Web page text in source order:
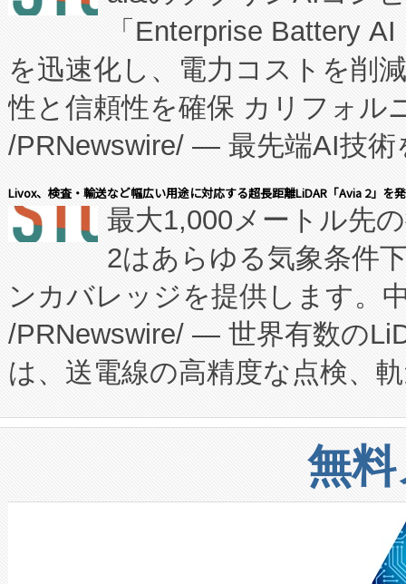
たNeXは、バイオ医薬品製造
従来のフェッドバッチ施設の
に、患者やサプライチェーン
キー方式で拡張性が高く、持
す。FCCM‑を活用した現地生
患者にとっての費用負担を大
のアクセスを大幅に拡大する
Fully-Connected Continuous
プログラムには、施設設計・
に関する技術移転および知的
構造化トレーニングカリキュ
上げおよび商用化段階におけ
設備整備および立ち上げ調整
加組織は、Enzeneのバイオ
選定された製品について、自
「Enterprise Battery
を迅速化し、電力コストを削
性と信頼性を確保 カリフォル
/PRNewswire/ — 最先端AI技術
会社エーアイ・アンド：本社
President原信平）と、エンタ
ードするVoltaiqは、日本にあ
ーエネルギー貯蔵システム（
た。 Voltaiq独自のAI搭載プラ
定、統合、導入、運用に至る
安全性を追跡し、確保する事
増加しているデータセンター
る電力網に大きな負担をかけ
事業者の負担軽減という課題
系統連系を迅速にし、ピーク
Livox、検査・輸送など幅広い用途に対応する超長距離LiDAR「Avia 2」を
最大1,000メートル先
2はあらゆる気象条件
ンカバレッジを提供します。
/PRNewswire/ — 世界有数の
は、送電線の高精度な点検、
や穀物倉庫におけるバルク材
リューション「Avia 2」を発
したAvia 2は、1,000メート
狭視野のFOVを切り替えるこ
ケーブル、枝などの細かな対
無